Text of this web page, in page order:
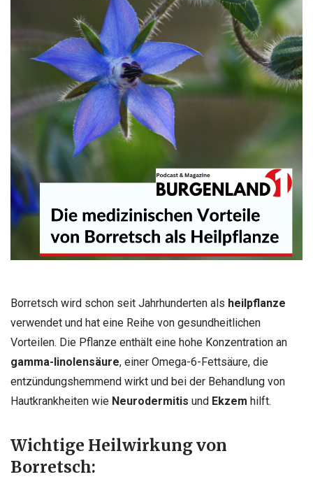
Borretsch wird schon seit Jahrhunderten als heilpflanze
verwendet und hat eine Reihe von gesundheitlichen
Vorteilen. Die Pflanze enthält eine hohe Konzentration an
gamma-linolensäure, einer Omega-6-Fettsäure, die
entzündungshemmend wirkt und bei der Behandlung von
Hautkrankheiten wie Neurodermitis und Ekzem hilft.
Wichtige Heilwirkung von
Borretsch: